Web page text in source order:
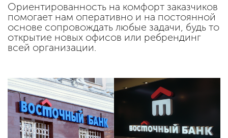
Ориентированность на комфорт заказчиков
помогает нам оперативно и на постоянной
основе сопровождать любые задачи, будь то
открытие новых офисов или ребрендинг
всей организации.